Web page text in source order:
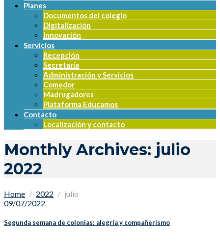
Planes
Documentos del colegio
Digitalización
Innovación
Servicios
Recepción
Secretaría
Administración y Servicios
Comedor
Madrugadores
Plataforma Educamos
Contacto
Localización y contacto
Monthly Archives: julio
2022
Home 2022
julio
09/07/2022
Segunda semana de colonias: alegría y compañerismo